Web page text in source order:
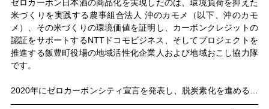
ゼロカーボン日本酒の商品化を実現したのは、環境負荷を抑えた
米づくりを実践する農事組合法人 沖のカモメ（以下、沖のカモ
メ）、その米づくりの環境価値を証明し、カーボンクレジットの
認証をサポートするNTTドコモビジネス、そしてプロジェクトを
推進する飯豊町役場の地域活性化企業人および地域おこし協力隊
です。
2020年にゼロカーボンシティ宣言を発表し、脱炭素化を進める飯
豊町を舞台にくり広げられる、ひとつの商品づくりを巡るプロジ